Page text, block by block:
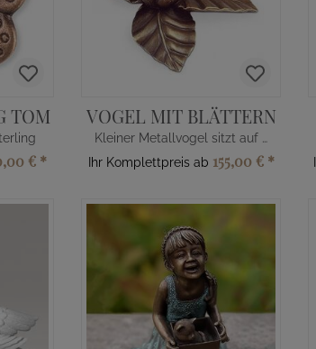
TOM
€ *
VOGEL MIT BLÄTTERN
Kleiner Metallvogel sitzt auf Blättern
Ihr Komplettpreis ab 155,00 € *